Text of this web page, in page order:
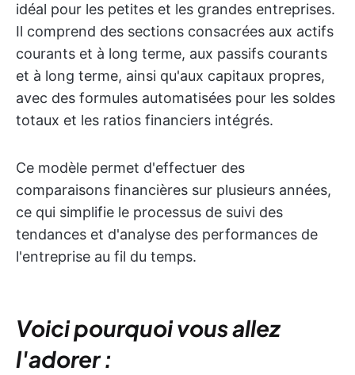
idéal pour les petites et les grandes entreprises.
Il comprend des sections consacrées aux actifs
courants et à long terme, aux passifs courants
et à long terme, ainsi qu'aux capitaux propres,
avec des formules automatisées pour les soldes
totaux et les ratios financiers intégrés.
Ce modèle permet d'effectuer des
comparaisons financières sur plusieurs années,
ce qui simplifie le processus de suivi des
tendances et d'analyse des performances de
l'entreprise au fil du temps.
Voici pourquoi vous allez
l'adorer :